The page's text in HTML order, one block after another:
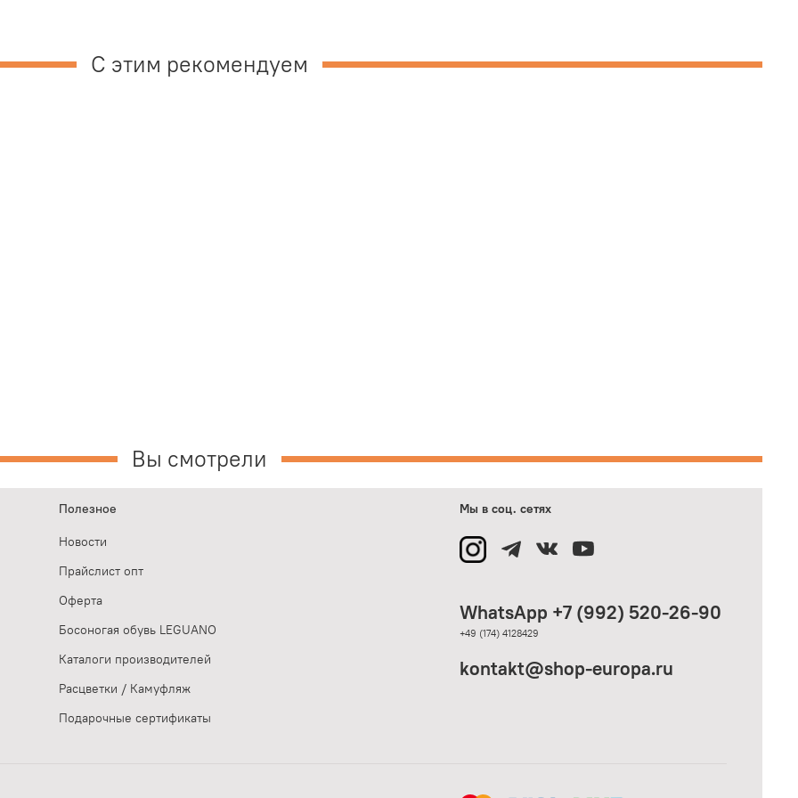
С этим рекомендуем
Вы смотрели
Полезное
Новости
Прайслист опт
Оферта
Босоногая обувь LEGUANO
Каталоги производителей
Расцветки / Камуфляж
Подарочные сертификаты
Мы в соц. сетях
WhatsApp +7 (992) 520-26-90
+49 (174) 4128429
kontakt@shop-europa.ru